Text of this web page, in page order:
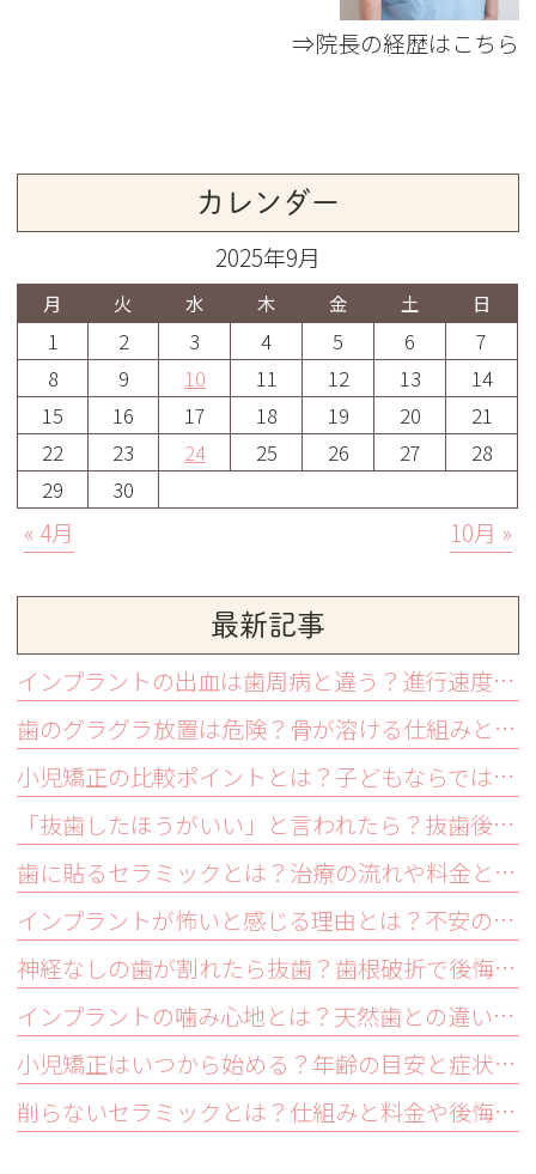
⇒院長の経歴はこちら
カレンダー
2025年9月
月 火 水 木 金 土 日
1 2 3 4 5 6
7
8
9 10 11 12 13
14
15
16 17 18 19 20
21
22
23 24 25 26 27
28
29
30
« 4月 10月 »
最新記事
インプラントの出血は歯周病と違う？進行速度と症状の特徴を解説
歯のグラグラ放置は危険？骨が溶ける仕組みと抜歯を避ける受診目安
小児矯正の比較ポイントとは？子どもならではの見極め方を解説
「抜歯したほうがいい」と言われたら？抜歯後の治療計画を立てる前に知っておくべき3つのこと
歯に貼るセラミックとは？治療の流れや料金と長持ちさせるコツ
インプラントが怖いと感じる理由とは？不安の正体と向き合い方を解説
神経なしの歯が割れたら抜歯？歯根破折で後悔しない3つの選択肢
インプラントの噛み心地とは？天然歯との違いと慣れるまでの経過を解説
小児矯正はいつから始める？年齢の目安と症状別の適切なタイミング
削らないセラミックとは？仕組みと料金や後悔しないための注意点